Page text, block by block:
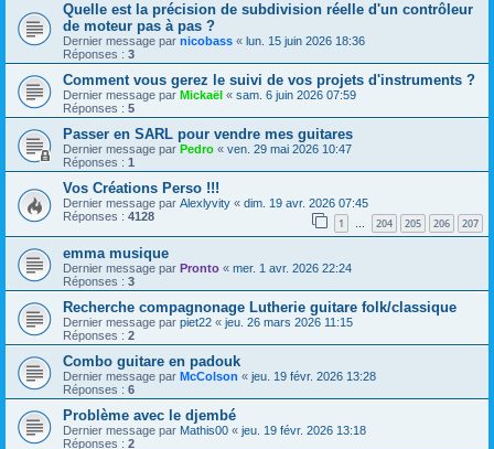
Quelle est la précision de subdivision réelle d'un contrôleur
de moteur pas à pas ?
Dernier message par nicobass « lun. 15 juin 2026 18:36
Réponses : 3
Comment vous gerez le suivi de vos projets d'instruments ?
Dernier message par Mickaël « sam. 6 juin 2026 07:59
Réponses : 5
Passer en SARL pour vendre mes guitares
Dernier message par Pedro « ven. 29 mai 2026 10:47
Réponses : 1
Vos Créations Perso !!!
Dernier message par Alexlyvity « dim. 19 avr. 2026 07:45
Réponses : 4128 1 … 204 205 206 207
emma musique
Dernier message par Pronto « mer. 1 avr. 2026 22:24
Réponses : 3
Recherche compagnonage Lutherie guitare folk/classique
Dernier message par piet22 « jeu. 26 mars 2026 11:15
Réponses : 2
Combo guitare en padouk
Dernier message par McColson « jeu. 19 févr. 2026 13:28
Réponses : 6
Problème avec le djembé
Dernier message par Mathis00 « jeu. 19 févr. 2026 13:18
Réponses : 2